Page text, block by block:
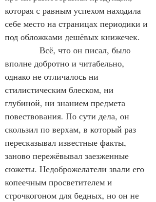
которая с равным успехом находила
себе место на страницах периодики и
под обложками дешёвых книжечек.
Всё, что он писал, было
вполне добротно и читабельно,
однако не отличалось ни
стилистическим блеском, ни
глубиной, ни знанием предмета
повествования. По сути дела, он
скользил по верхам, в который раз
пересказывал известные факты,
заново пережёвывал заезженные
сюжеты. Недоброжелатели звали его
копеечным просветителем и
строчкогоном для бедных, но он не